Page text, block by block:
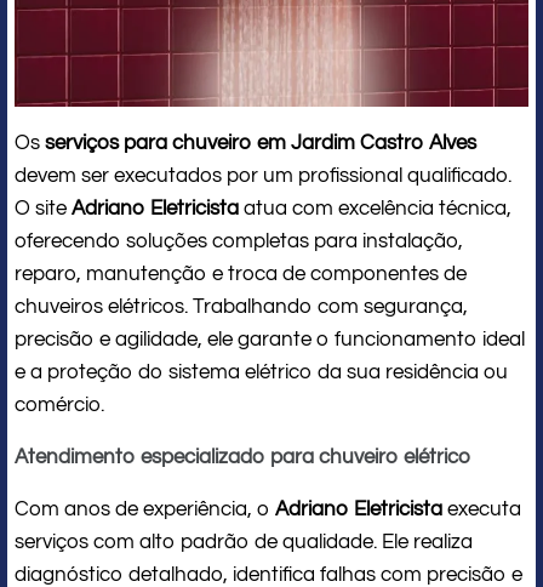
Os serviços para chuveiro em Jardim Castro Alves
devem ser executados por um profissional qualificado.
O site Adriano Eletricista atua com excelência técnica,
oferecendo soluções completas para instalação,
reparo, manutenção e troca de componentes de
chuveiros elétricos. Trabalhando com segurança,
precisão e agilidade, ele garante o funcionamento ideal
e a proteção do sistema elétrico da sua residência ou
comércio.
Atendimento especializado para chuveiro elétrico
Com anos de experiência, o Adriano Eletricista executa
serviços com alto padrão de qualidade. Ele realiza
diagnóstico detalhado, identifica falhas com precisão e